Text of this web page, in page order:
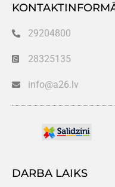
29204800
28325135
info@a26.lv
DARBA LAIKS